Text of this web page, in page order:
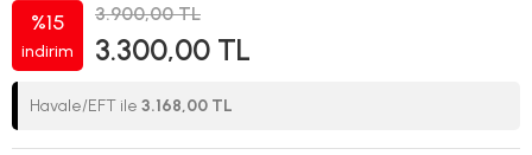
%15
indirim
3.900,00 TL
3.300,00 TL
Havale/EFT ile 3.168,00 TL